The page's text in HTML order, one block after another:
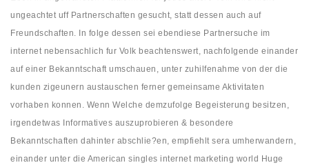
ungeachtet uff Partnerschaften gesucht, statt dessen auch auf
Freundschaften. In folge dessen sei ebendiese Partnersuche im
internet nebensachlich fur Volk beachtenswert, nachfolgende einander
auf einer Bekanntschaft umschauen, unter zuhilfenahme von der die
kunden zigeunern austauschen ferner gemeinsame Aktivitaten
vorhaben konnen. Wenn Welche demzufolge Begeisterung besitzen,
irgendetwas Informatives auszuprobieren & besondere
Bekanntschaften dahinter abschlie?en, empfiehlt sera umherwandern,
einander unter die American singles internet marketing world Huge